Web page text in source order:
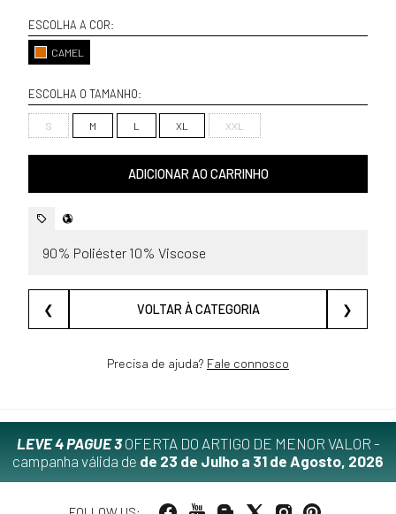
ESCOLHA A COR:
CAMEL
ESCOLHA O TAMANHO:
S M L XL XXL
ADICIONAR AO CARRINHO
90% Poliéster 10% Viscose
❮ VOLTAR À CATEGORIA ❯
Precisa de ajuda? Fale connosco
LEVE 4 PAGUE 3OFERTA DO ARTIGO DE MENOR VALOR -
campanha válida de de 23 de Julho a 31 de Agosto, 2026